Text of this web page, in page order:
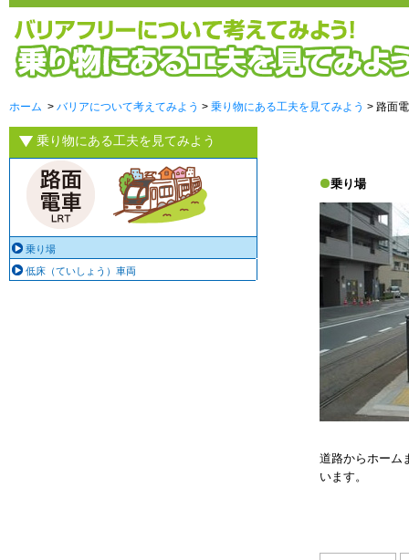
ホーム > バリアについて考えてみよう > 乗り物にある工夫を見てみよう > 路面
乗り物にある工夫を見てみよう
乗り場
低床（ていしょう）車両
乗り場
道路からホーム
います。